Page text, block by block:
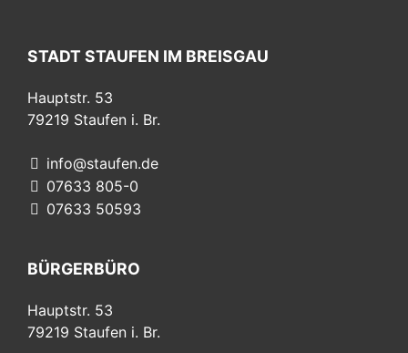
STADT STAUFEN IM BREISGAU
Hauptstr. 53
79219 Staufen i. Br.
info@staufen.de
07633 805-0
07633 50593
BÜRGERBÜRO
Hauptstr. 53
79219 Staufen i. Br.